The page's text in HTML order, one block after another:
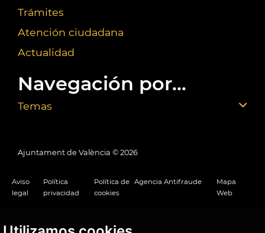
Trámites
Atención ciudadana
Actualidad
Navegación por...
Temas
Ajuntament de València © 2026
Aviso
legal
Política
privacidad
Política de
cookies
Agencia Antifraude
Mapa
Web